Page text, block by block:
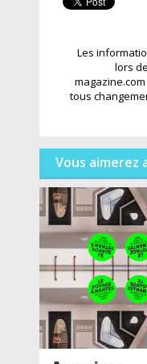
Les
lors
tous
Vous aimerez